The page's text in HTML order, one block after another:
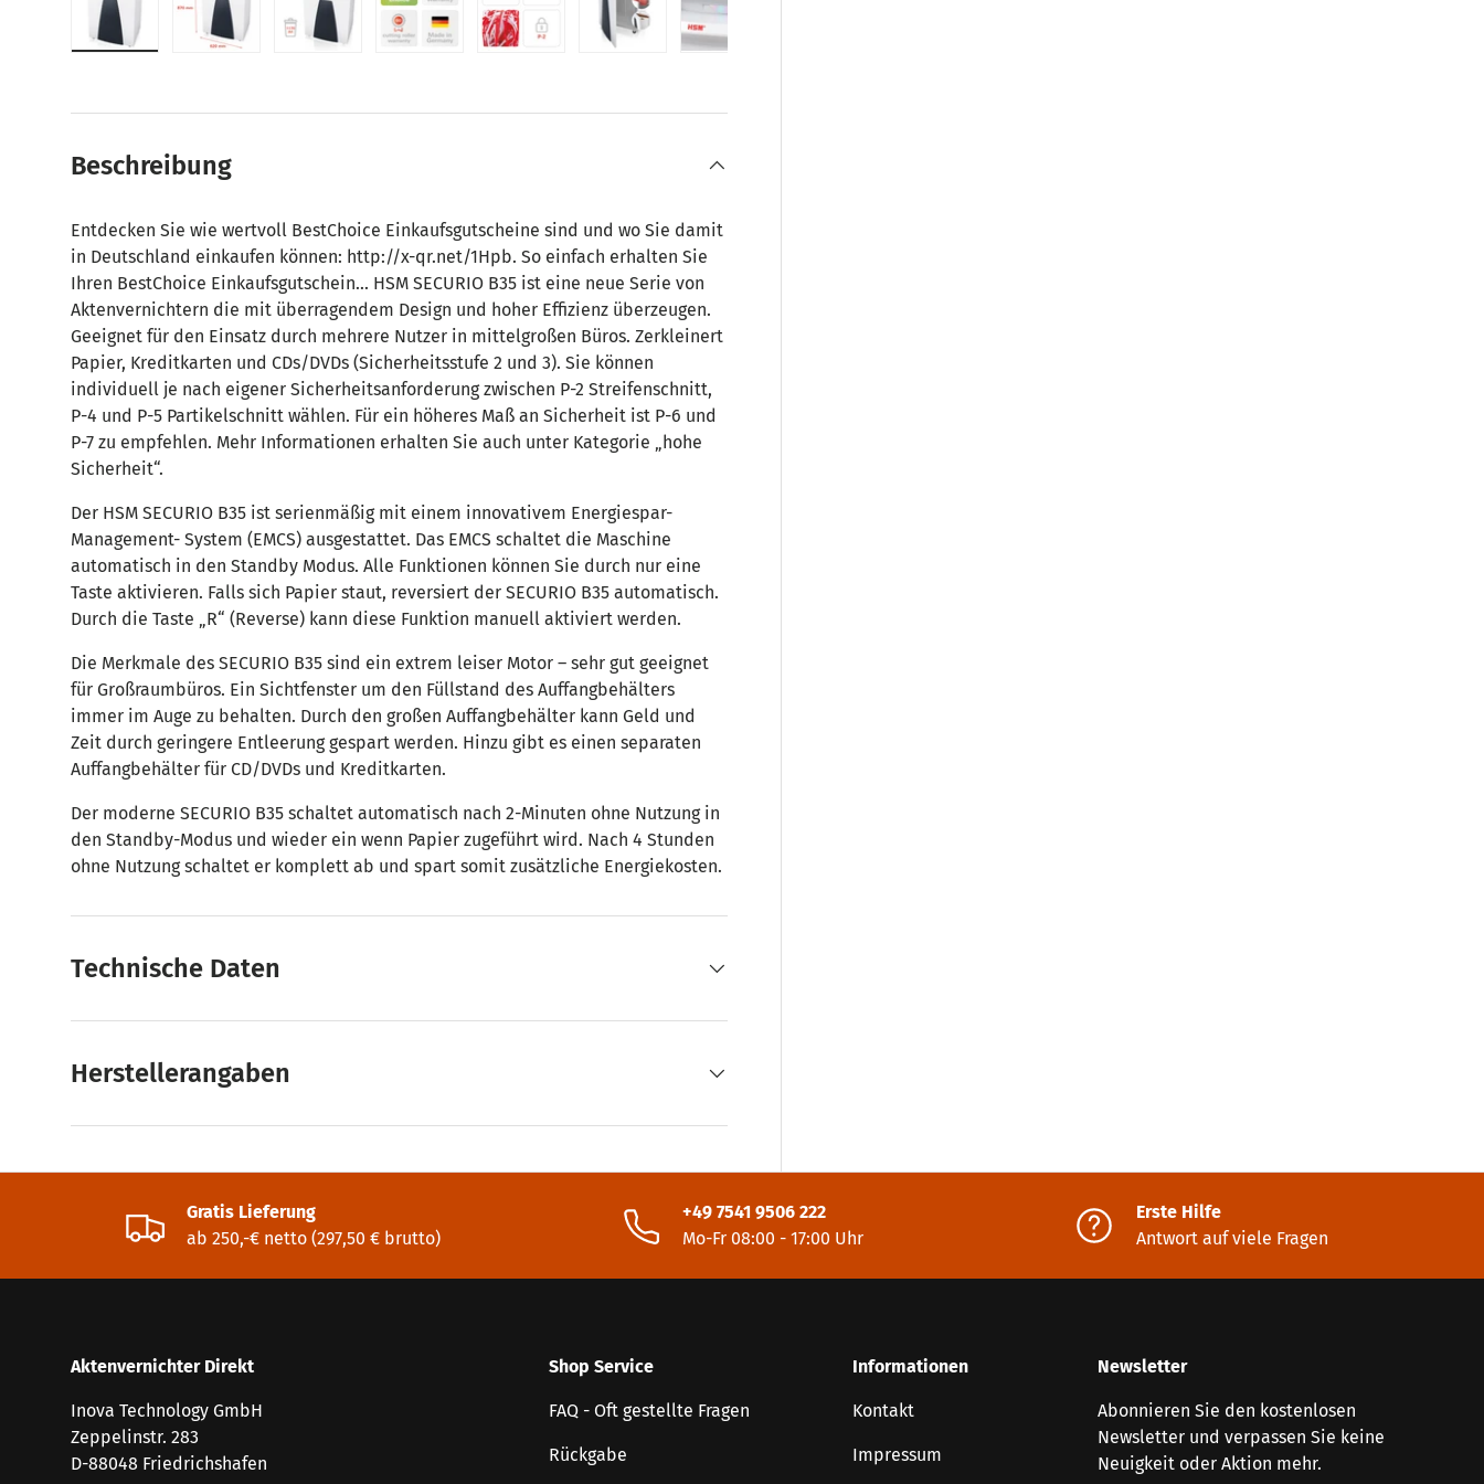
Beschreibung
Entdecken Sie wie wertvoll BestChoice Einkaufsgutscheine sind und wo Sie damit
in Deutschland einkaufen können: http://x-qr.net/1Hpb. So einfach erhalten Sie
Ihren BestChoice Einkaufsgutschein... HSM SECURIO B35 ist eine neue Serie von
Aktenvernichtern die mit überragendem Design und hoher Effizienz überzeugen.
Geeignet für den Einsatz durch mehrere Nutzer in mittelgroßen Büros. Zerkleinert
Papier, Kreditkarten und CDs/DVDs (Sicherheitsstufe 2 und 3). Sie können
individuell je nach eigener Sicherheitsanforderung zwischen P-2 Streifenschnitt,
P-4 und P-5 Partikelschnitt wählen. Für ein höheres Maß an Sicherheit ist P-6 und
P-7 zu empfehlen. Mehr Informationen erhalten Sie auch unter Kategorie „hohe
Sicherheit“.
Der HSM SECURIO B35 ist serienmäßig mit einem innovativem Energiespar-
Management- System (EMCS) ausgestattet. Das EMCS schaltet die Maschine
automatisch in den Standby Modus. Alle Funktionen können Sie durch nur eine
Taste aktivieren. Falls sich Papier staut, reversiert der SECURIO B35 automatisch.
Durch die Taste „R“ (Reverse) kann diese Funktion manuell aktiviert werden.
Die Merkmale des SECURIO B35 sind ein extrem leiser Motor – sehr gut geeignet
für Großraumbüros. Ein Sichtfenster um den Füllstand des Auffangbehälters
immer im Auge zu behalten. Durch den großen Auffangbehälter kann Geld und
Zeit durch geringere Entleerung gespart werden. Hinzu gibt es einen separaten
Auffangbehälter für CD/DVDs und Kreditkarten.
Der moderne SECURIO B35 schaltet automatisch nach 2-Minuten ohne Nutzung in
den Standby-Modus und wieder ein wenn Papier zugeführt wird. Nach 4 Stunden
ohne Nutzung schaltet er komplett ab und spart somit zusätzliche Energiekosten.
Technische Daten
Herstellerangaben
Gratis Lieferung
ab 250,-€ netto (297,50 € brutto)
+49 7541 9506 222
Mo-Fr 08:00 - 17:00 Uhr
Erste Hilfe
Antwort auf viele Fragen
Aktenvernichter Direkt
Inova Technology GmbH
Zeppelinstr. 283
D-88048 Friedrichshafen
Shop Service
FAQ - Oft gestellte Fragen
Rückgabe
Informationen
Kontakt
Impressum
Newsletter
Abonnieren Sie den kostenlosen
Newsletter und verpassen Sie keine
Neuigkeit oder Aktion mehr.